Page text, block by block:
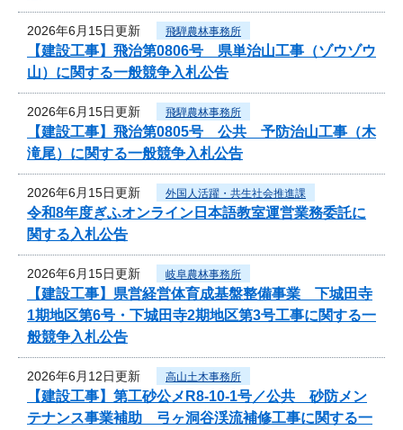
2026年6月15日更新 飛騨農林事務所
【建設工事】飛治第0806号 県単治山工事（ゾウゾウ
山）に関する一般競争入札公告
2026年6月15日更新 飛騨農林事務所
【建設工事】飛治第0805号 公共 予防治山工事（木
滝尾）に関する一般競争入札公告
2026年6月15日更新 外国人活躍・共生社会推進課
令和8年度ぎふオンライン日本語教室運営業務委託に
関する入札公告
2026年6月15日更新 岐阜農林事務所
【建設工事】県営経営体育成基盤整備事業 下城田寺
1期地区第6号・下城田寺2期地区第3号工事に関する一
般競争入札公告
2026年6月12日更新 高山土木事務所
【建設工事】第工砂公メR8-10-1号／公共 砂防メン
テナンス事業補助 弓ヶ洞谷渓流補修工事に関する一